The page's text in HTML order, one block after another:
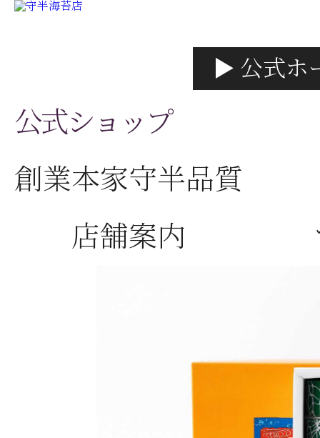
公式ショップ
▶ 公式ホ
創業本家守半品質
店舗案内